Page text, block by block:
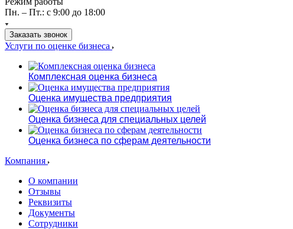
Пн. – Пт.: с 9:00 до 18:00
Заказать звонок
Услуги по оценке бизнеса
Комплексная оценка бизнеса
Оценка имущества предприятия
Оценка бизнеса для специальных целей
Оценка бизнеса по сферам деятельности
Компания
О компании
Отзывы
Реквизиты
Документы
Сотрудники